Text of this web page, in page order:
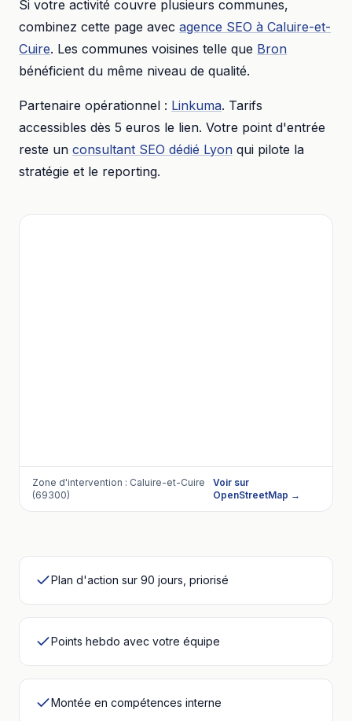
Si votre activité couvre plusieurs communes,
combinez cette page avec agence SEO à Caluire-et-
Cuire. Les communes voisines telle que Bron
bénéficient du même niveau de qualité.
Partenaire opérationnel : Linkuma. Tarifs
accessibles dès 5 euros le lien. Votre point d'entrée
reste un consultant SEO dédié Lyon qui pilote la
stratégie et le reporting.
Zone d'intervention : Caluire-et-Cuire
(69300)
Voir sur
OpenStreetMap →
Plan d'action sur 90 jours, priorisé
Points hebdo avec votre équipe
Montée en compétences interne